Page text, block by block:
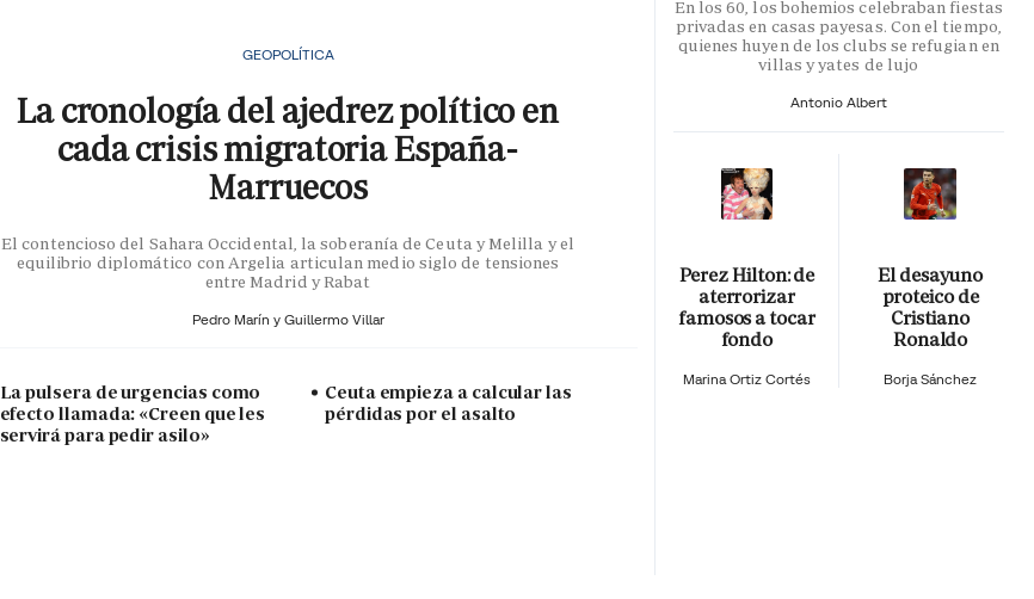
GEOPOLÍTICA
La cronología del ajedrez político en
cada crisis migratoria España-
Marruecos
El contencioso del Sahara Occidental, la soberanía de Ceuta y Melilla y el
equilibrio diplomático con Argelia articulan medio siglo de tensiones
entre Madrid y Rabat
Pedro Marín y Guillermo Villar
La pulsera de urgencias como
efecto llamada: «Creen que les
servirá para pedir asilo»
Ceuta empieza a calcular las
pérdidas por el asalto
En los 60, los bohemios celebraban fiestas
privadas en casas payesas. Con el tiempo,
quienes huyen de los clubs se refugian en
villas y yates de lujo
Antonio Albert
Perez Hilton: de
aterrorizar
famosos a tocar
fondo
Marina Ortiz Cortés
El desayuno
proteico de
Cristiano
Ronaldo
Borja Sánchez